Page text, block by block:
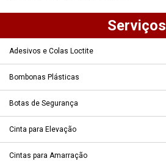
Serviços
Adesivos e Colas Loctite
Bombonas Plásticas
Botas de Segurança
Cinta para Elevação
Cintas para Amarração